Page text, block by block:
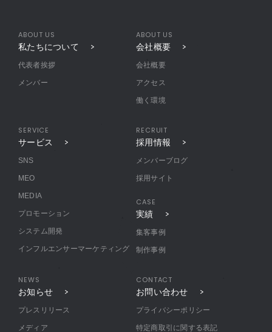
ABOUT US
私たちについて
代表者挨拶
メンバー
ABOUT US
会社概要
会社概要
アクセス
働く環境
SERVICE
サービス
SNS
MEO
MEDIA
プロモーション
システム開発
インフルエンサーマーケティング
RECRUIT
採用情報
メンバーブログ
採用サイト
CASE
実績
集客事例
制作事例
NEWS
お知らせ
プレスリリース
メディア
CONTACT
お問い合わせ
プライバシーポリシー
特定商取引に関する表記